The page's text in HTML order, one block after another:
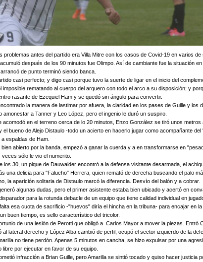
problemas antes del partido era Villa Mitre con los casos de Covid-19 en varios
después de los 90 minutos fue Olimpo. Así de cambiante fue la situación
de punto terminó siendo banca.
casi perfecto; y digo casi porque tuvo la suerte de ligar en el inicio del
imposible rematando al cuerpo del arquero con todo el arco a su disposición; y
rasante de Ezequiel Ham y se quedó sin ángulo para convertir.
la manera de lastimar por afuera, la claridad en los pases de Guille y los
amonestar a Tanner y Leo López, pero el ingenio le duró un suspiro.
acomodó en el terreno cerca de lo 20 minutos, Enzo González se tiró unos metros
el bueno de Alejo Distaulo -todo un acierto en hacerlo jugar como acompañante del
espaldas de Ham.
bien abierto por la banda, empezó a ganar la cuerda y a en transformarse en
sólo le vio el numerito.
los 30, un pique de Dauwalder encontró a la defensa visitante desarmada, el
una delicia para "Falucho" Herrera, quien remató de derecha buscando el palo
la aparición solitaria de Distaulo marcó la diferencia. Desvío del balón y a cobrar.
algunas dudas, pero el primer asistente estaba bien ubicado y acertó en
para la rotunda debacle de un equipo que tiene calidad individual en
esa cuota de sacrificio -"huevos" diría el hincha en la tribuna- para encajar en
buen tiempo, es sello característico del tricolor.
de una lesión de Perotti que obligó a Carlos Mayor a mover la piezas. Entró
al lateral derecho y López Alba cambió de perfil, ocupó el sector izquierdo de la
no tiene perdón. Apenas 5 minutos en cancha, se hizo expulsar por una
libre por ejecutar en favor de su equipo.
infracción a Brian Guille, pero Amarilla se sintió tocado y quiso hacer justicia